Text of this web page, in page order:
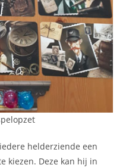
helderziende een
kiezen. Deze kan hij in